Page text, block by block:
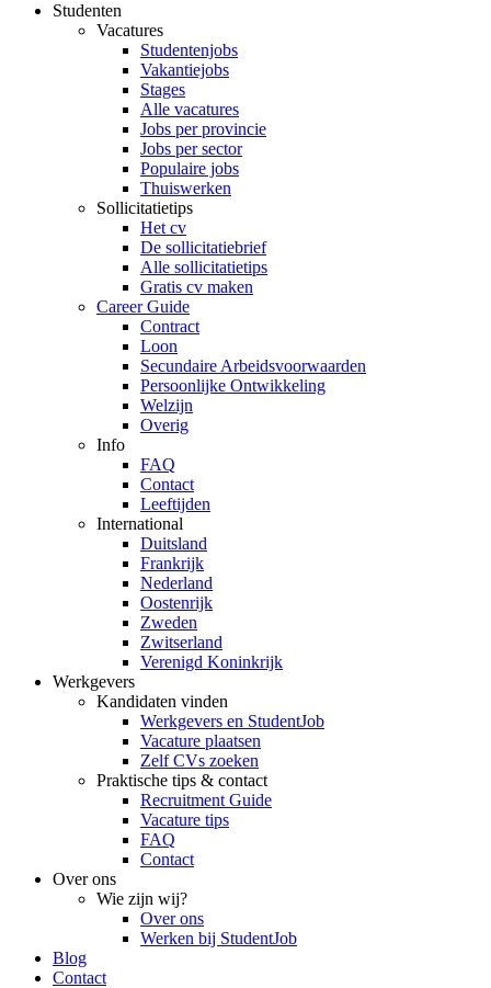
Studenten
Vacatures
Studentenjobs
Vakantiejobs
Stages
Alle vacatures
Jobs per provincie
Jobs per sector
Populaire jobs
Thuiswerken
Sollicitatietips
Het cv
De sollicitatiebrief
Alle sollicitatietips
Gratis cv maken
Career Guide
Contract
Loon
Secundaire Arbeidsvoorwaarden
Persoonlijke Ontwikkeling
Welzijn
Overig
Info
FAQ
Contact
Leeftijden
International
Duitsland
Frankrijk
Nederland
Oostenrijk
Zweden
Zwitserland
Verenigd Koninkrijk
Werkgevers
Kandidaten vinden
Werkgevers en StudentJob
Vacature plaatsen
Zelf CVs zoeken
Praktische tips & contact
Recruitment Guide
Vacature tips
FAQ
Contact
Over ons
Wie zijn wij?
Over ons
Werken bij StudentJob
Blog
Contact